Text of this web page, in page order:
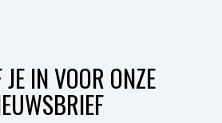
IN VOOR ONZE